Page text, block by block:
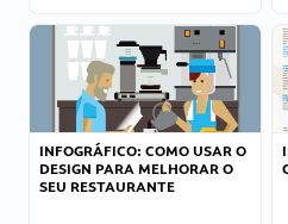
INFOGRÁFICO: COMO USAR O
DESIGN PARA MELHORAR O
SEU RESTAURANTE